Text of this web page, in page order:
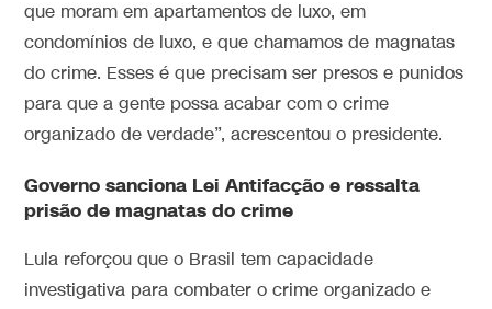
que moram em apartamentos de luxo, em
condomínios de luxo, e que chamamos de magnatas
do crime. Esses é que precisam ser presos e punidos
para que a gente possa acabar com o crime
organizado de verdade”, acrescentou o presidente.
Governo sanciona Lei Antifacção e ressalta
prisão de magnatas do crime
Lula reforçou que o Brasil tem capacidade
investigativa para combater o crime organizado e